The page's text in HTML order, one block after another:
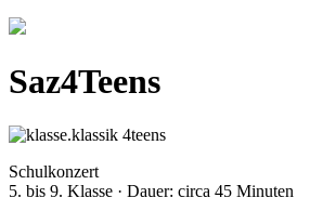
Saz4Teens
Schulkonzert
5. bis 9. Klasse · Dauer: circa 45 Minuten